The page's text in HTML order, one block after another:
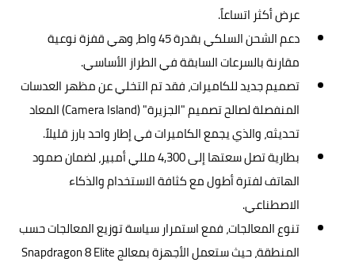
عرض أكثر اتساعاً.
دعم الشحن السلكي بقدرة 45 واط، وهي قفزة نوعية
مقارنة بالسرعات السابقة في الطراز الأساسي.
تصميم جديد للكاميرات، فقد تم التخلي عن مظهر العدسات
المنفصلة لصالح تصميم "الجزيرة" (Camera Island) المعاد
تحديثه، والذي يجمع الكاميرات في إطار واحد بارز قليلاً.
بطارية تصل سعتها إلى 4,300 مللي أمبير، لضمان صمود
الهاتف لفترة أطول مع كثافة الاستخدام والذكاء
الاصطناعي.
تنوع المعالجات، فمع استمرار سياسة توزيع المعالجات حسب
المنطقة، حيث ستعمل الأجهزة بمعالج Snapdragon 8 Elite